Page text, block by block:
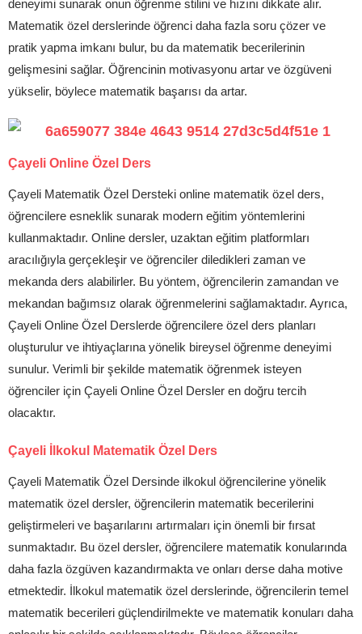
deneyimi sunarak onun öğrenme stilini ve hızını dikkate alır.
Matematik özel derslerinde öğrenci daha fazla soru çözer ve
pratik yapma imkanı bulur, bu da matematik becerilerinin
gelişmesini sağlar. Öğrencinin motivasyonu artar ve özgüveni
yükselir, böylece matematik başarısı da artar.
Çayeli Online Özel Ders
Çayeli Matematik Özel Dersteki online matematik özel ders,
öğrencilere esneklik sunarak modern eğitim yöntemlerini
kullanmaktadır. Online dersler, uzaktan eğitim platformları
aracılığıyla gerçekleşir ve öğrenciler diledikleri zaman ve
mekanda ders alabilirler. Bu yöntem, öğrencilerin zamandan ve
mekandan bağımsız olarak öğrenmelerini sağlamaktadır. Ayrıca,
Çayeli Online Özel Derslerde öğrencilere özel ders planları
oluşturulur ve ihtiyaçlarına yönelik bireysel öğrenme deneyimi
sunulur. Verimli bir şekilde matematik öğrenmek isteyen
öğrenciler için Çayeli Online Özel Dersler en doğru tercih
olacaktır.
Çayeli İlkokul Matematik Özel Ders
Çayeli Matematik Özel Dersinde ilkokul öğrencilerine yönelik
matematik özel dersler, öğrencilerin matematik becerilerini
geliştirmeleri ve başarılarını artırmaları için önemli bir fırsat
sunmaktadır. Bu özel dersler, öğrencilere matematik konularında
daha fazla özgüven kazandırmakta ve onları derse daha motive
etmektedir. İlkokul matematik özel derslerinde, öğrencilerin temel
matematik becerileri güçlendirilmekte ve matematik konuları daha